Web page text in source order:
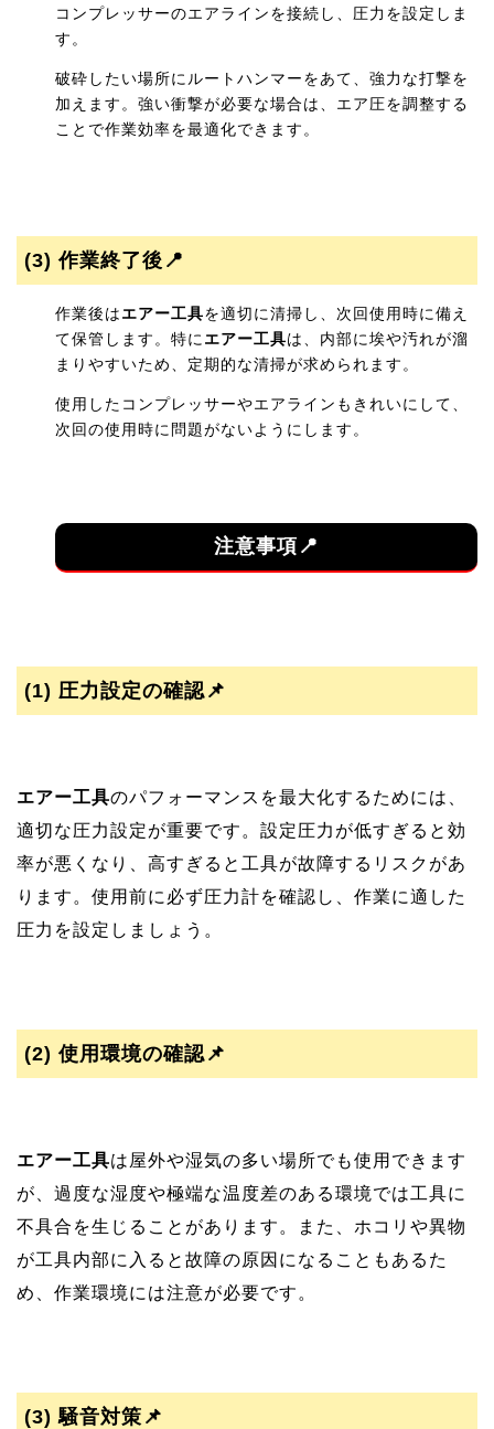
コンプレッサーのエアラインを接続し、圧力を設定しま
す。
破砕したい場所にルートハンマーをあて、強力な打撃を
加えます。強い衝撃が必要な場合は、エア圧を調整する
ことで作業効率を最適化できます。
(3)作業終了後📍
作業後はエアー工具を適切に清掃し、次回使用時に備え
て保管します。特に エアー工具は、内部に埃や汚れが溜
まりやすいため、定期的な清掃が求められます。
使用したコンプレッサーやエアラインもきれいにして、
次回の使用時に問題がないようにします。
注意事項📍
(1) 圧力設定の確認📌
エアー工具のパフォーマンスを最大化するためには、
適切な圧力設定が重要です。設定圧力が低すぎると効
率が悪くなり、高すぎると工具が故障するリスクがあ
ります。使用前に必ず圧力計を確認し、作業に適した
圧力を設定しましょう。
(2) 使用環境の確認📌
エアー工具は屋外や湿気の多い場所でも使用できます
が、過度な湿度や極端な温度差のある環境では工具に
不具合を生じることがあります。また、ホコリや異物
が工具内部に入ると故障の原因になることもあるた
め、作業環境には注意が必要です。
(3)騒音対策📌